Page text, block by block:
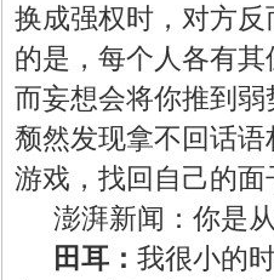
换成强权时，对方
的是，每个人各有
而妄想会将你推到
颓然发现拿不回话
游戏，找回自己的
澎湃新闻：你是
田耳： 我很小的